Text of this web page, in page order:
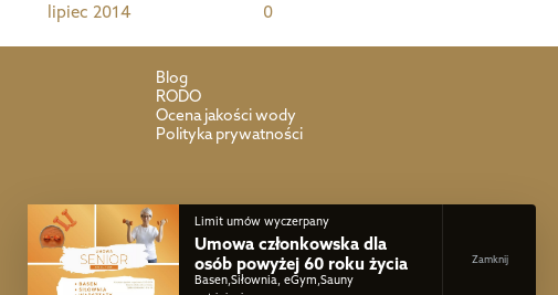
lipiec 2014 0
Blog
RODO
Ocena jakości wody
Polityka prywatności
Limit umów wyczerpany
Umowa członkowska dla
osób powyżej 60 roku życia
Basen,Siłownia, eGym,Sauny